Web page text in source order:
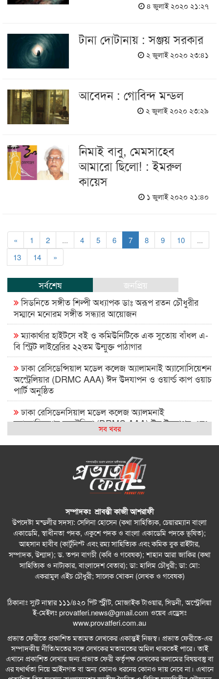
৪ জুলাই ২০২০ ২১:২৭
টানা দোটানায় : সঞ্জয় সরকার
২ জুলাই ২০২০ ২৩:৪১
আবেদন : গোবিন্দ মন্ডল
২ জুলাই ২০২০ ২৩:২৯
নিমাই বাবু, মেমসাহেব
আমারো ছিলো! : ইমরুল
কায়েস
১ জুলাই ২০২০ ২১:৪০
« 1 2 ... 4 5 6 7 8 9 10
...
13
14 »
সর্বশেষ
জনপ্রিয়
সিডনিতে সঙ্গীত শিল্পী অধ্যাপক ডাঃ অরূপ রতন চৌধুরীর
সম্মানে মনোরম সঙ্গীত সন্ধ্যার আয়োজন
ম্যাকার্থার হাইটসে বই ও কমিউনিটিকে এক সুতোয় বাঁধল এ-
বি স্ট্রিট লাইব্রেরির ২২তম উন্মুক্ত পাঠাগার
ঢাকা রেসিডেন্সিয়াল মডেল কলেজ অ্যালামনাই অ্যাসোসিয়েশন
অস্ট্রেলিয়ার (DRMC AAA) ঈদ উদযাপন ও ওয়ার্ল্ড কাপ ওয়াচ
পার্টি অনুষ্ঠিত
ঢাকা রেসিডেনসিয়াল মডেল কলেজ অ্যালমনাই
অ্যাসোসিয়েশন অস্ট্রেলিয়া (DRMC AAA) ঈদ উদযাপন এবং
বিশ্বকাপ ম্যাচ দেখার আসর ২০২৬
সিআরপি পরিদর্শনে অস্ট্রেলিয়াপ্রবাসী কামাল পাশা, প্রতিবন্ধী
সেবায় দুই দেশের মধ্যে সহযোগিতা বাড়ানোর ওপর গুরুত্বারোপ
বন্ধু – সাংস্কৃতিক বুদ্ধিমত্তার সামাজিক ক্যাফে সিডনিতে
আমার কিছু কষ্ট আছে : শাহান আরা জাকির পারুল
সিডনিতে রেজওয়ানা চৌধুরী বন্যার কনসার্ট—রবীন্দ্রজয়ন্তীতে
সুর, সংস্কৃতি ও আবেগের এক অনন্য সন্ধ্যা
সিডনিতে রবীন্দ্রজয়ন্তীতে কমিউনিটি সাংবাদিকতায় সম্মাননা
সিডনিতে জাহাঙ্গীরনগর বিশ্ববিদ্যালয় অ্যালামনাইদের বর্ণাঢ্য
বাংলা নববর্ষ উদ্‌যাপন
সিডনির রিজেস হোটেলে জাঁকজমকপূর্ণ আয়োজনে অনুষ্ঠিত
হলো DRMC AAA–এর লঞ্চিং অনুষ্ঠান
তুষার কন্যা: তাহমিনা আকতার পাতা
সব খবর
সম্পাদকঃ শ্রাবন্তী কাজী আশরাফী
উপদেষ্টা মন্ডলীর সদস্য: সেলিনা হোসেন (কথা সাহিত্যিক, চেয়ারম্যান বাংলা
একাডেমি, স্বাধীনতা পদক, একুশে পদক ও বাংলা একাডেমি পদকে ভূষিত);
আহসান হাবীব (কার্টুনিস্ট এবং রম্য সাহিত্যিক এবং কমিক বুক রাইটার,
সম্পাদক, উন্মাদ); ড. তপন বাগচী (কবি ও গবেষক); শাহান আরা জাকির (কথা
সাহিত্যিক ও নাট্যকার, বাংলাদেশ বেতার); ডা: হালিম চৌধুরী; ডা: মো:
একরামুল এইচ চৌধুরী; সালেক খোকন (লেখক ও গবেষক)
ঠিকানাঃ স্যুট নাম্বার ১১১/৪২০ পিট স্ট্রীট, মোজাইক টাওয়ার, সিডনী, অস্ট্রেলিয়া
ই-মেইলঃprovatferi.news@gmail.com ওয়েব এড্রেসঃ
www.provatferi.com.au
প্রভাত ফেরীতে প্রকাশিত মতামত লেখকের একান্তই নিজস্ব। প্রভাত ফেরীতে-এর
সম্পাদকীয় নীতি/মতের সঙ্গে লেখকের মতামতের অমিল থাকতেই পারে। তাই
এখানে প্রকাশিত লেখার জন্য প্রভাত ফেরী কর্তৃপক্ষ লেখকের কলামের বিষয়বস্তু বা
এর যথার্থতা নিয়ে আইনগত বা অন্য কোনও ধরনের কোনও দায় নেবে না। এখানে